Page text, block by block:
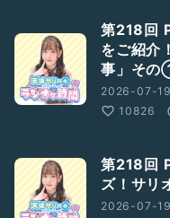
第218回
をご紹介
事」そ
2026-07-
10826
第218回
ズ！サリ
2026-07-